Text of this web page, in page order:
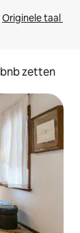
Originele taal
zetten